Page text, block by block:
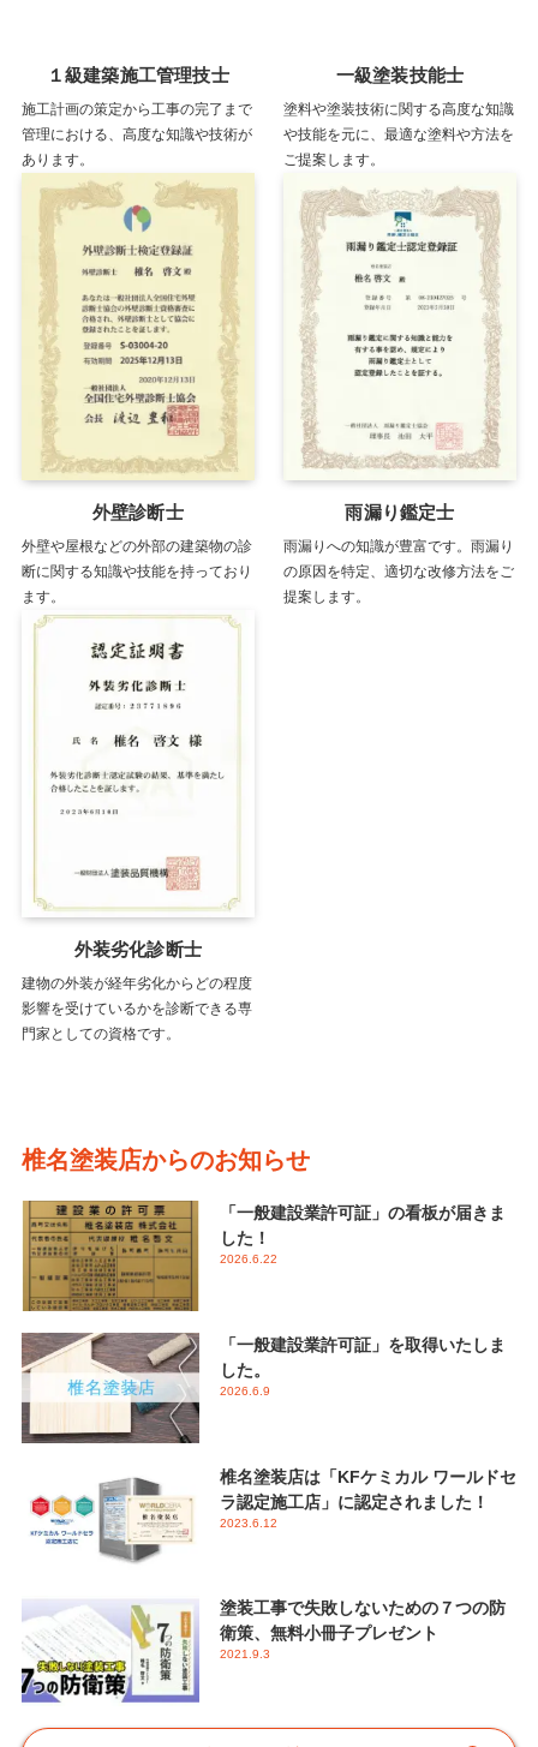
１級建築施工管理技士
施工計画の策定から工事の完了まで
管理における、高度な知識や技術が
あります。
一級塗装技能士
塗料や塗装技術に関する高度な知識
や技能を元に、最適な塗料や方法を
ご提案します。
外壁診断士
外壁や屋根などの外部の建築物の診
断に関する知識や技能を持っており
ます。
雨漏り鑑定士
雨漏りへの知識が豊富です。雨漏り
の原因を特定、適切な改修方法をご
提案します。
外装劣化診断士
建物の外装が経年劣化からどの程度
影響を受けているかを診断できる専
門家としての資格です。
椎名塗装店からのお知らせ
「一般建設業許可証」の看板が届きま
した！
2026.6.22
「一般建設業許可証」を取得いたしま
した。
2026.6.9
椎名塗装店は「KFケミカル ワールドセ
ラ認定施工店」に認定されました！
2023.6.12
塗装工事で失敗しないための７つの防
衛策、無料小冊子プレゼント
2021.9.3